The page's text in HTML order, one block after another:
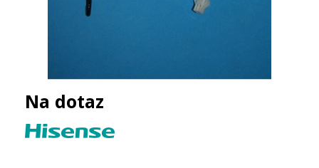
Na dotaz